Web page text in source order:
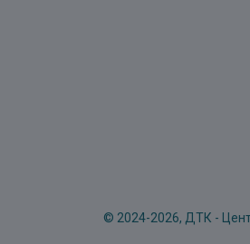
© 2024-2026, ДТК -